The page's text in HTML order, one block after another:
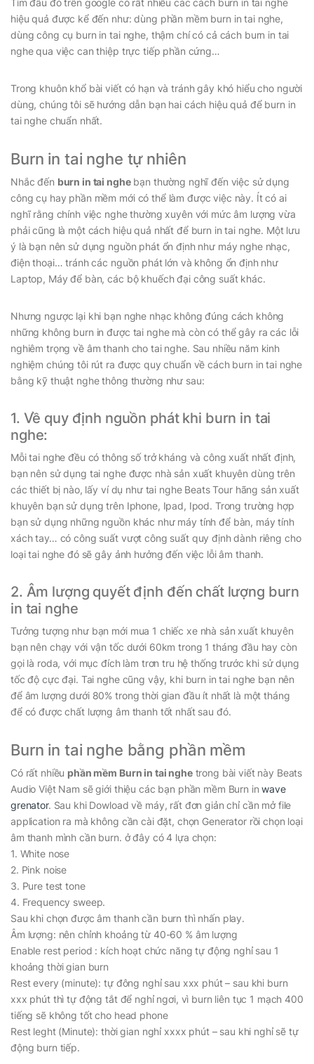
Tìm đâu đó trên google có rất nhiều các cách burn in tai nghe
hiệu quả được kể đến như: dùng phần mềm burn in tai nghe,
dùng công cụ burn in tai nghe, thậm chí có cả cách burn in tai
nghe qua việc can thiệp trực tiếp phần cứng…
Trong khuôn khổ bài viết có hạn và tránh gây khó hiểu cho người
dùng, chúng tôi sẽ hướng dẫn bạn hai cách hiệu quả để burn in
tai nghe chuẩn nhất.
Burn in tai nghe tự nhiên
Nhắc đến burn in tai nghebạn thường nghĩ đến việc sử dụng
công cụ hay phần mềm mới có thể làm được việc này. Ít có ai
nghĩ rằng chính việc nghe thường xuyên với mức âm lượng vừa
phải cũng là một cách hiệu quả nhất để burn in tai nghe. Một lưu
ý là bạn nên sử dụng nguồn phát ổn định như máy nghe nhạc,
điện thoại… tránh các nguồn phát lớn và không ổn định như
Laptop, Máy để bàn, các bộ khuếch đại công suất khác.
Nhưng ngược lại khi bạn nghe nhạc không đúng cách không
những không burn in được tai nghe mà còn có thể gây ra các lỗi
nghiêm trọng về âm thanh cho tai nghe. Sau nhiều năm kinh
nghiệm chúng tôi rút ra được quy chuẩn về cách burn in tai nghe
bằng kỹ thuật nghe thông thường như sau:
1. Về quy định nguồn phát khi burn in tai
nghe:
Mỗi tai nghe đều có thông số trở kháng và công xuất nhất định,
bạn nên sử dụng tai nghe được nhà sản xuất khuyên dùng trên
các thiết bị nào, lấy ví dụ như tai nghe Beats Tour hãng sản xuất
khuyên bạn sử dụng trên Iphone, Ipad, Ipod. Trong trường hợp
bạn sử dụng những nguồn khác như máy tính để bàn, máy tính
xách tay… có công suất vượt công suất quy định dành riêng cho
loại tai nghe đó sẽ gây ảnh hưởng đến việc lỗi âm thanh.
2. Âm lượng quyết định đến chất lượng burn
in tai nghe
Tưởng tượng như bạn mới mua 1 chiếc xe nhà sản xuất khuyên
bạn nên chạy với vận tốc dưới 60km trong 1 tháng đầu hay còn
gọi là roda, với mục đích làm trơn tru hệ thống trước khi sử dụng
tốc độ cực đại. Tai nghe cũng vậy, khi burn in tai nghe bạn nên
để âm lượng dưới 80% trong thời gian đầu ít nhất là một tháng
để có được chất lượng âm thanh tốt nhất sau đó.
Burn in tai nghe bằng phần mềm
Có rất nhiều phần mềm Burn in tai nghetrong bài viết này Beats
Audio Việt Nam sẽ giới thiệu các bạn phần mềm Burn inwave
grenator. Sau khi Dowload về máy, rất đơn giản chỉ cần mở file
application ra mà không cần cài đặt, chọn Generator rồi chọn loại
âm thanh mình cần burn. ở đây có 4 lựa chọn:
1. White nose
2. Pink noise
3. Pure test tone
4. Frequency sweep.
Sau khi chọn được âm thanh cần burn thì nhấn play.
Âm lượng: nên chỉnh khoảng từ 40-60 % âm lượng
Enable rest period : kích hoạt chức năng tự động nghỉ sau 1
khoảng thời gian burn
Rest every (minute): tự đông nghỉ sau xxx phút – sau khi burn
xxx phút thì tự động tắt để nghỉ ngơi, vì burn liên tục 1 mạch 400
tiếng sẽ không tốt cho head phone
Rest leght (Minute): thời gian nghỉ xxxx phút – sau khi nghỉ sẽ tự
động burn tiếp.